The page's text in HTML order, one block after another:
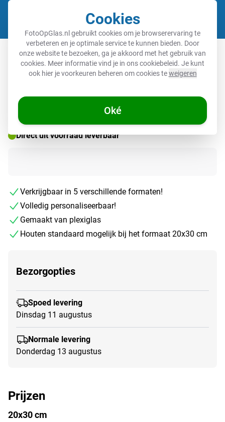
Cookies
FotoOpGlas.nl gebruikt cookies om je browserervaring te
verbeteren en je optimale service te kunnen bieden. Door
onze website te bezoeken, ga je akkoord met het gebruik van
cookies. Meer informatie vind je in onscookiebeleid. Je kunt
ook hier je voorkeuren beheren om cookies teweigeren
Oké
Muziekbordje
Direct uit voorraad leverbaar
Verkrijgbaar in 5 verschillende formaten!
Volledig personaliseerbaar!
Gemaakt van plexiglas
Houten standaard mogelijk bij het formaat 20x30 cm
Bezorgopties
Spoed levering
Dinsdag 11 augustus
Normale levering
Donderdag 13 augustus
Prijzen
20x30 cm